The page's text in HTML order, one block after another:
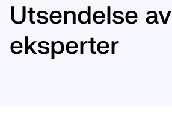
Utsendelse av
eksperter